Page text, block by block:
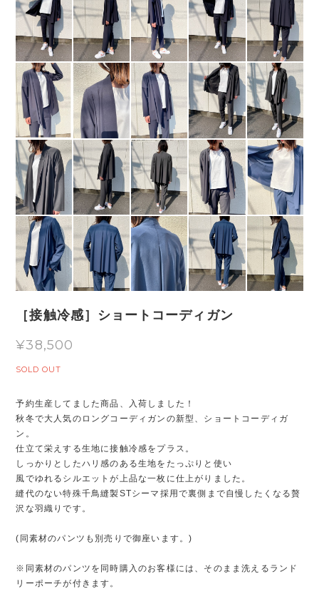
［接触冷感］ショートコーディガン
¥38,500
SOLD OUT
予約生産してました商品、入荷しました！
秋冬で大人気のロングコーディガンの新型、ショートコーディガ
ン。
仕立て栄えする生地に接触冷感をプラス。
しっかりとしたハリ感のある生地をたっぷりと使い
風でゆれるシルエットが上品な一枚に仕上がりました。
縫代のない特殊千鳥縫製STシーマ採用で裏側まで自慢したくなる贅
沢な羽織りです。
(同素材のパンツも別売りで御座います。)
※同素材のパンツを同時購入のお客様には、そのまま洗えるランド
リーポーチが付きます。